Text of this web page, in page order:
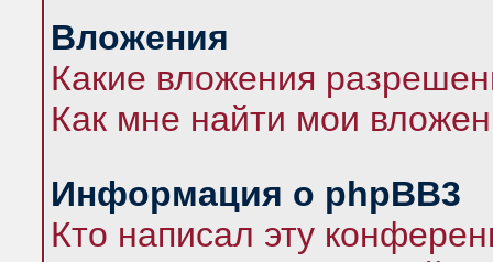
Вложения
Какие вложения
Как мне найти мои
Информация о phpBB3
Кто написал эту